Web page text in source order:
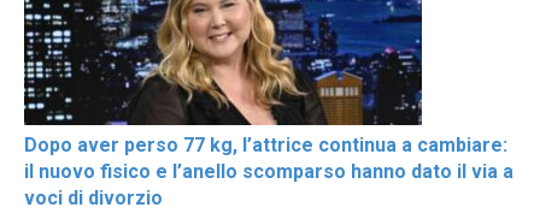
Dopo aver perso 77 kg, l’attrice continua a cambiare:
il nuovo fisico e l’anello scomparso hanno dato il via a
voci di divorzio